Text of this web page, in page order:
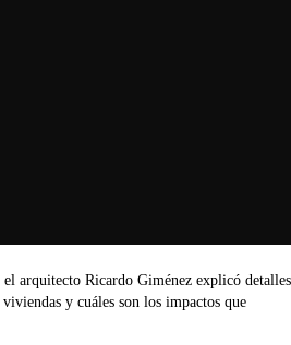
arquitecto Ricardo Giménez explicó detalles
y cuáles son los impactos que